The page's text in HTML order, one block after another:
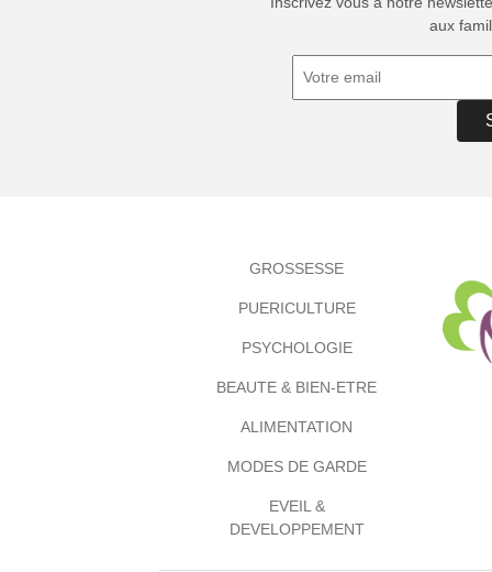
aux
GROSSESSE
PUERICULTURE
PSYCHOLOGIE
BEAUTE & BIEN-ETRE
ALIMENTATION
MODES DE GARDE
EVEIL &
DEVELOPPEMENT